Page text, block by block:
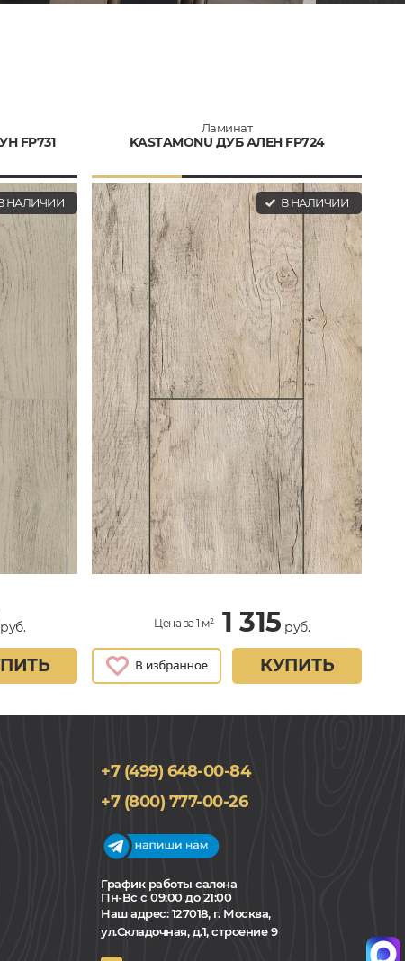
FP731
НАЛИЧИИ
руб.
Ламинат
KASTAMONU ДУБ АЛЕН FP724
В НАЛИЧИИ
Цена за 1 м² 1 315 руб.
КУПИТЬ
+7 (499) 648-00-84
+7 (800) 777-00-26
График работы салона
Пн-Вс с 09:00 до 21:00
Наш адрес:127018, г. Москва,
ул.Складочная, д.1, строение 9